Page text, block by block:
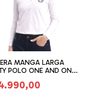
MANGA LARGA
POLO ONE AND ONLY